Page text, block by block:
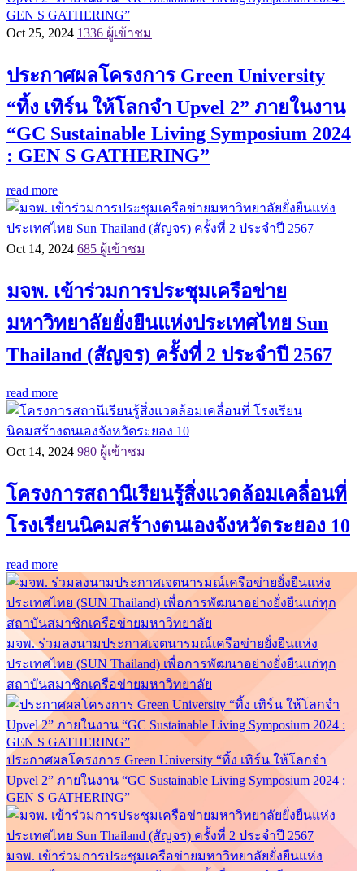
Oct 25, 2024 1336 ผู้เข้าชม
ประกาศผลโครงการ Green University
“ทิ้ง เทิร์น ให้โลกจำ Upvel 2” ภายในงาน
“GC Sustainable Living Symposium 2024
: GEN S GATHERING”
read more
Oct 14, 2024 685 ผู้เข้าชม
มจพ. เข้าร่วมการประชุมเครือข่าย
มหาวิทยาลัยยั่งยืนแห่งประเทศไทย Sun
Thailand (สัญจร) ครั้งที่ 2 ประจำปี 2567
read more
Oct 14, 2024 980 ผู้เข้าชม
โครงการสถานีเรียนรู้สิ่งแวดล้อมเคลื่อนที่
โรงเรียนนิคมสร้างตนเองจังหวัดระยอง 10
read more
มจพ. ร่วมลงนามประกาศเจตนารมณ์เครือข่ายยั่งยืนแห่ง
ประเทศไทย (SUN Thailand) เพื่อการพัฒนาอย่างยั่งยืนแก่ทุก
สถาบันสมาชิกเครือข่ายมหาวิทยาลัย
ประกาศผลโครงการ Green University “ทิ้ง เทิร์น ให้โลกจำ
Upvel 2” ภายในงาน “GC Sustainable Living Symposium 2024 :
GEN S GATHERING”
มจพ. เข้าร่วมการประชุมเครือข่ายมหาวิทยาลัยยั่งยืนแห่ง